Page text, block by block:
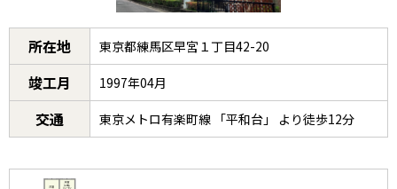
所在地 東京都練馬区早宮１丁目42-20
竣工月 1997年04月
交通 東京メトロ有楽町線 「平和台」 より徒歩12分